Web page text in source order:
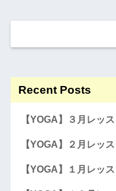
Recent Posts
【YOGA】３月レッ
【YOGA】２月レッ
【YOGA】１月レッ